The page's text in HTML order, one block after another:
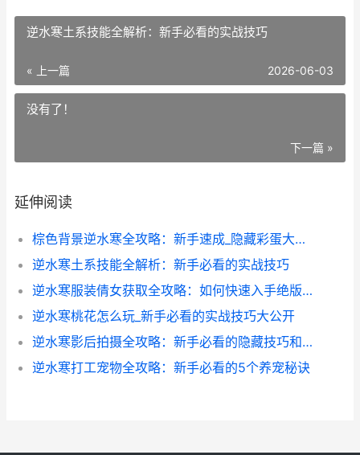
逆水寒土系技能全解析：新手必看的实战技巧
« 上一篇 2026-06-03
没有了！
下一篇 »
延伸阅读
棕色背景逆水寒全攻略：新手速成_隐藏彩蛋大揭秘_
逆水寒土系技能全解析：新手必看的实战技巧
逆水寒服装倩女获取全攻略：如何快速入手绝版时装_
逆水寒桃花怎么玩_新手必看的实战技巧大公开
逆水寒影后拍摄全攻略：新手必看的隐藏技巧和拍摄秘籍
逆水寒打工宠物全攻略：新手必看的5个养宠秘诀